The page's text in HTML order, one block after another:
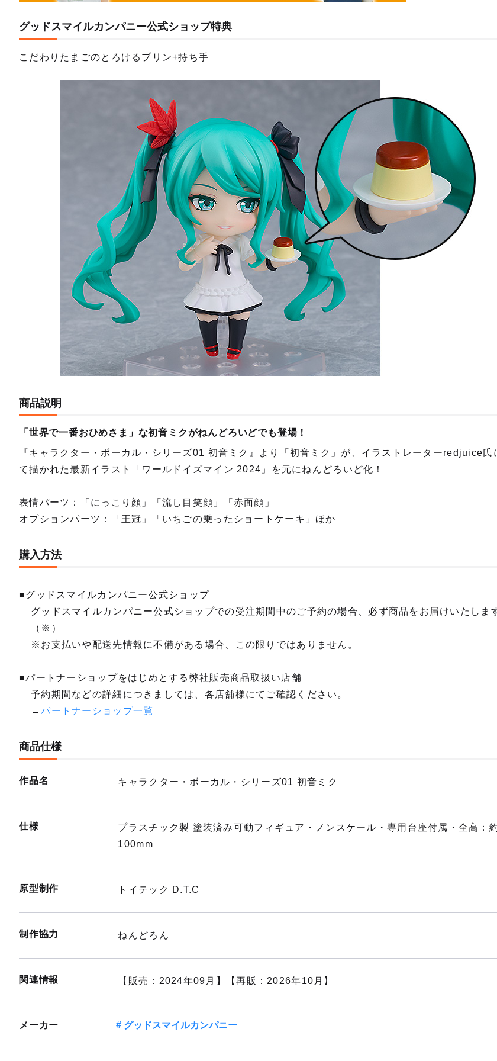
種類を選択
【再販】 ねんどろいど 初音ミク ワールドイズマイン 2024Ver. -
予約受付中
ねんどろいど 初音ミク ワールドイズマイン 2024Ver. - 2024年09月発
予約期間：2024年03月22日~2024年05月01日まで
2024年09月発売・お1人様3点まで
グッドスマイルカンパニー公式ショップ特典
こだわりたまごのとろけるプリン+持ち手
商品説明
「世界で一番おひめさま」な初音ミクがねんどろいどでも登場！
『キャラクター・ボーカル・シリーズ01 初音ミク』より「初音ミク」が、イラストレーターredjuice氏
て描かれた最新イラスト「ワールドイズマイン 2024」を元にねんどろいど化！
表情パーツ：「にっこり顔」「流し目笑顔」「赤面顔」
オプションパーツ：「王冠」「いちごの乗ったショートケーキ」ほか
購入方法
■グッドスマイルカンパニー公式ショップ
グッドスマイルカンパニー公式ショップでの受注期間中のご予約の場合、必ず商品をお届けいたしま
（※）
※お支払いや配送先情報に不備がある場合、この限りではありません。
■パートナーショップをはじめとする弊社販売商品取扱い店舗
予約期間などの詳細につきましては、各店舗様にてご確認ください。
→パートナーショップ一覧
商品仕様
作品名 キャラクター・ボーカル・シリーズ01 初音ミク
仕様
プラスチック製 塗装済み可動フィギュア・ノンスケール・専用台座付属・全高：
100mm
原型制作 トイテック D.T.C
制作協力 ねんどろん
関連情報 【販売：2024年09月】【再販：2026年10月】
メーカー グッドスマイルカンパニー